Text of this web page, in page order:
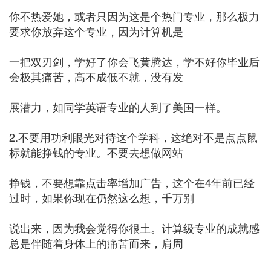
你不热爱她，或者只因为这是个热门专业，那么极力
要求你放弃这个专业，因为计算机是
一把双刃剑，学好了你会飞黄腾达，学不好你毕业后
会极其痛苦，高不成低不就，没有发
展潜力，如同学英语专业的人到了美国一样。
2.不要用功利眼光对待这个学科，这绝对不是点点鼠
标就能挣钱的专业。不要去想做网站
挣钱，不要想靠点击率增加广告，这个在4年前已经
过时，如果你现在仍然这么想，千万别
说出来，因为我会觉得你很土。计算级专业的成就感
总是伴随着身体上的痛苦而来，肩周